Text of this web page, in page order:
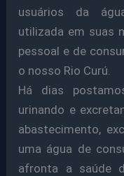
usuários da
utilizada em suas
pessoal e de
o nosso Rio Curú.
Há dias
urinando e
abastecimento,
uma água de
afronta a saúde